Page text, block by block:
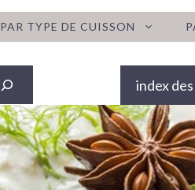
PAR TYPE DE CUISSON
index